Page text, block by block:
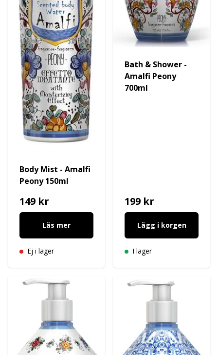
Body Mist - Amalfi
Peony 150ml
149 kr
Läs mer
Ej i lager
Bath & Shower -
Amalfi Peony
700ml
199 kr
Lägg i korgen
I lager